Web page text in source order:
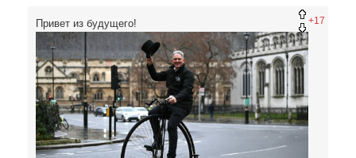
+17
Привет из будущего!